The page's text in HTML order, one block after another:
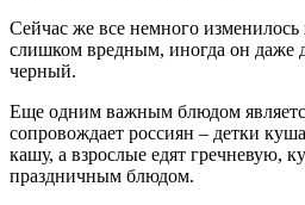
Сейчас же все немного изменилось
слишком вредным, иногда он даже
черный.
Еще одним важным блюдом
сопровождает россиян – детки
кашу, а взрослые едят гречневую,
праздничным блюдом.